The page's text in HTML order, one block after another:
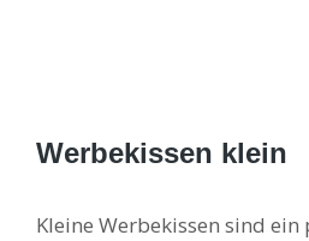
Werbekissen klein
Kleine Werbekissen sind